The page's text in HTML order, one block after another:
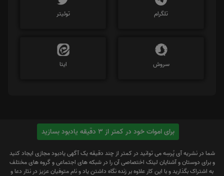
تلگرام توئیتر
سروش ایتا
برای اموات خود در کمتر از 3 دقیقه یادبود بسازید
شما در نشریه آی پُرسِه می توانید در کمتر از چند دقیقه یک آگهی یادبود مجازی ایجاد کنید
و برای دوستان و آشنایان لینک اختصاصی آن را در شبکه های اجتماعی و گروه های مختلف
به اشتراک بگذارید و با این کار علاوه بر زنده نگاه داشتن یاد و نام متوفیان عزیز در نثار دعا و